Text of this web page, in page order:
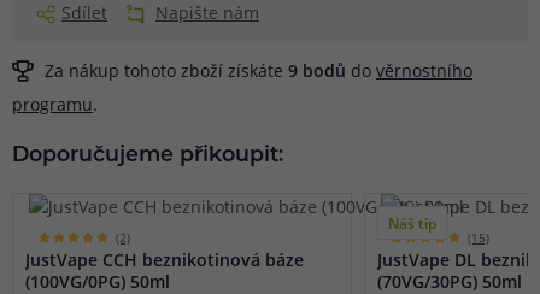
Sdílet
Napište nám
Za nákup tohoto zboží získáte 9 bodů do věrnostního
programu.
Doporučujeme přikoupit:
(2)
JustVape CCH beznikotinová báze
(100VG/0PG) 50ml
Náš tip
(15)
JustVape DL
(70VG/30PG) 50ml